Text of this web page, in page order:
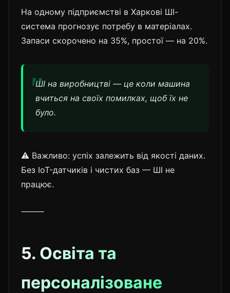
На одному підприємстві в Харкові ШІ-
система прогнозує потребу в матеріалах.
Запаси скорочено на 35%, простої — на 20%.
ШІ на виробництві — це коли машина
вчиться на своїх помилках, щоб їх не
було.
⚠️ Важливо: успіх залежить від якості даних.
Без IoT-датчиків і чистих баз — ШІ не
працює.
⸻
5. Освіта та
персоналізоване